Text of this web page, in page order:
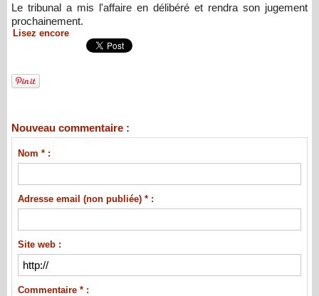
Le tribunal a mis l'affaire en délibéré et rendra son jugement
prochainement.
Lisez encore
Nouveau commentaire :
Nom * :
Adresse email (non publiée) * :
Site web :
Commentaire * :